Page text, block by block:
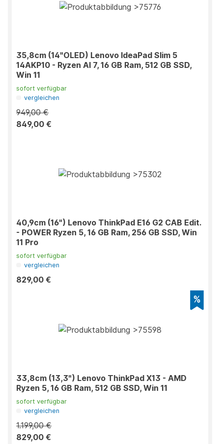
35,8cm (14"OLED) Lenovo IdeaPad Slim 5
14AKP10 - Ryzen AI 7, 16 GB Ram, 512 GB SSD,
Win 11
sofort verfügbar
vergleichen
949,00 €
849,00 €
40,9cm (16") Lenovo ThinkPad E16 G2 CAB Edit.
- POWER Ryzen 5, 16 GB Ram, 256 GB SSD, Win
11 Pro
sofort verfügbar
vergleichen
829,00 €
33,8cm (13,3") Lenovo ThinkPad X13 - AMD
Ryzen 5, 16 GB Ram, 512 GB SSD, Win 11
sofort verfügbar
vergleichen
1.199,00 €
829,00 €